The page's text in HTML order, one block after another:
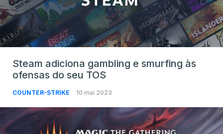
Steam adiciona gambling e smurfing às
ofensas do seu TOS
COUNTER-STRIKE 10 mai 2023